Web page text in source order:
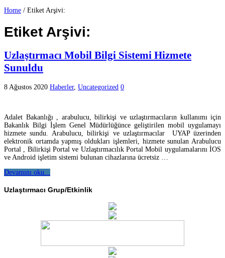
Home / Etiket Arşivi:
Etiket Arşivi:
Uzlaştırmacı Mobil Bilgi Sistemi Hizmete
Sunuldu
8 Ağustos 2020 Haberler, Uncategorized 0
Adalet Bakanlığı , arabulucu, bilirkişi ve uzlaştırmacıların kullanımı için
Bakanlık Bilgi İşlem Genel Müdürlüğünce geliştirilen mobil uygulamayı
hizmete sundu. Arabulucu, bilirkişi ve uzlaştırmacılar UYAP üzerinden
elektronik ortamda yapmış oldukları işlemleri, hizmete sunulan Arabulucu
Portal , Bilirkişi Portal ve Uzlaştırmacılık Portal Mobil uygulamalarını İOS
ve Android işletim sistemi bulunan cihazlarına ücretsiz …
Devamını oku...
Uzlaştırmacı Grup/Etkinlik